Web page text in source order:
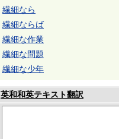
繊細なら
繊細ならば
繊細な作業
繊細な問題
繊細な少年
英和和英テキスト翻訳